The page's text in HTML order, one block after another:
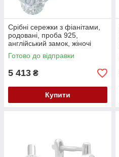
Срібні сережки з фіанітами,
родовані, проба 925,
англійський замок, жіночі
Готово до відправки
5 413 ₴
Купити